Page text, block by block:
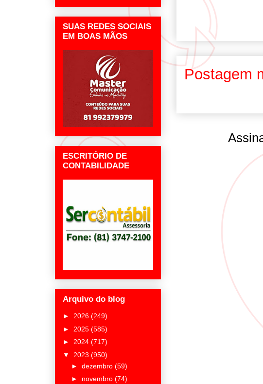
Postagem
SUAS REDES SOCIAIS
EM BOAS MÃOS
ESCRITÓRIO DE
CONTABILIDADE
Arquivo do blog
► 2026 (249)
► 2025 (585)
► 2024 (717)
▼ 2023 (950)
► dezembro (59)
► novembro (74)